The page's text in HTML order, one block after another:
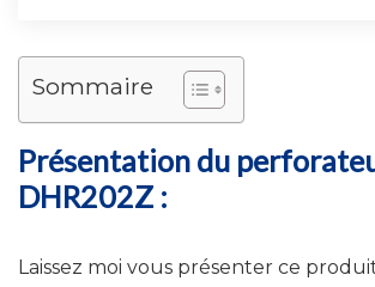
Sommaire
Présentation du
DHR202Z :
Laissez moi vous présenter ce